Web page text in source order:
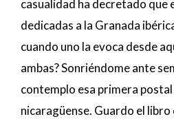
casualidad ha decretado que
dedicadas a la Granada
cuando uno la evoca desde
ambas? Sonriéndome ante
contemplo esa primera postal
nicaragüense. Guardo el libro